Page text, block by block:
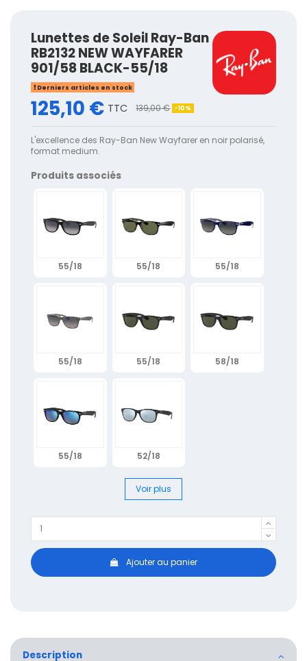
Lunettes de Soleil Ray-Ban
RB2132 NEW WAYFARER
901/58 BLACK-55/18
Derniers articles en stock
125,10 € TTC 139,00 € -10%
L'excellence des Ray-Ban New Wayfarer en noir polarisé,
format medium.
Produits associés
55/18 55/18 55/18
55/18 55/18 58/18
55/18 52/18
Voir plus
Ajouter au panier
Description